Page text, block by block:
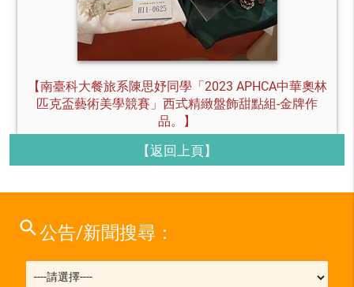
【南臺科大餐旅系陳思妤同學「2023 APHCA中華奧林
匹克盃藝術美學競賽」西式精緻盤飾甜點組-金牌作
品。】
【返回上頁】
search公告/新聞搜尋：